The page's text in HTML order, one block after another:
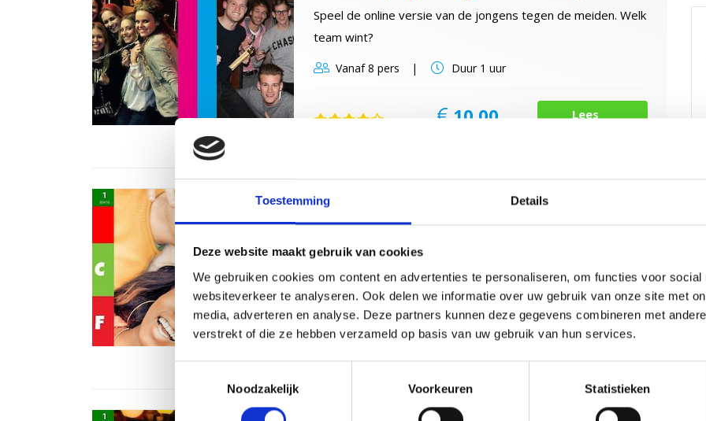
Toestemming Details
Deze website maakt gebruik van cookies
We gebruiken cookies om content en advertenties te personaliseren, om functies voor social
websiteverkeer te analyseren. Ook delen we informatie over uw gebruik van onze site met
media, adverteren en analyse. Deze partners kunnen deze gegevens combineren met
verstrekt of die ze hebben verzameld op basis van uw gebruik van hun services.
Noodzakelijk
Voorkeuren Statistieken
Speel de online versie van de jongens tegen de meiden. Welk
team wint?
Vanaf8 pers Duur1 uur
10,00
Lees
Wie is de Gladde Aal Digitaal
huiskamer. Speel nu samen online.
Vanaf8 pers Duur 1,5 uur
8,0 zeer goed
15,00
p.p.
Lees
verder